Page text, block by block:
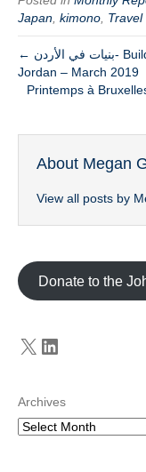
Japan kimono Travel
← بنيات في الأردن- Buildings in Jordan: Joshua Hillis, Amman,
Jordan – March 2019
Printemps à
About Megan
View all posts by
Donate to the
X LinkedIn
Archives